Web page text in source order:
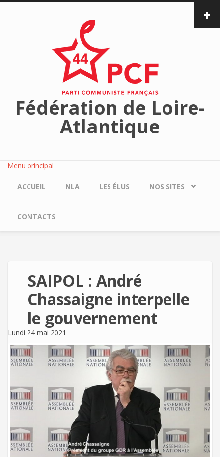
Aller au contenu principal
Fédération de Loire-
Atlantique
Menu principal
ACCUEIL NLA LES ÉLUS NOS SITES
CONTACTS
SAIPOL : André
Chassaigne interpelle
le gouvernement
Lundi 24 mai 2021